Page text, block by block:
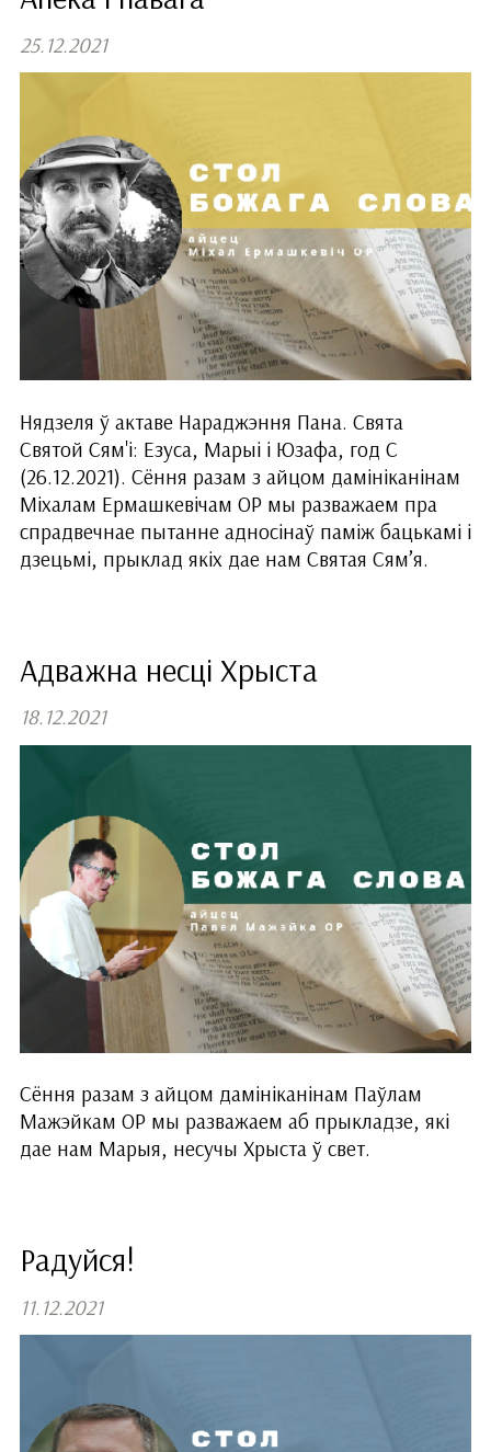
25.12.2021
Нядзеля ў актаве Нараджэння Пана. Свята
Святой Сям'і: Езуса, Марыі і Юзафа, год С
(26.12.2021). Сёння разам з айцом дамініканінам
Міхалам Ермашкевічам OP мы разважаем пра
спрадвечнае пытанне адносінаў паміж бацькамі і
дзецьмі, прыклад якіх дае нам Святая Сям’я.
Адважна несці Хрыста
18.12.2021
Сёння разам з айцом дамініканінам Паўлам
Мажэйкам ОР мы разважаем аб прыкладзе, які
дае нам Марыя, несучы Хрыста ў свет.
Радуйся!
11.12.2021